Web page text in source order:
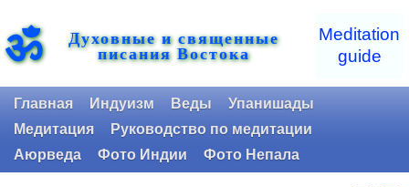
ॐ Духовные и священные
писания Востока
Meditation
guide
Главная Индуизм Веды
Упанишады
Медитация
Руководство по медитации
Аюрведа
Фото Индии Фото Непала